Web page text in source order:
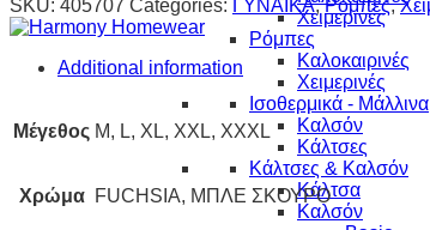
Χειμερινές
Ρόμπες
Καλοκαιρινές
Χειμερινές
Ισοθερμικά - Μάλλινα
Καλσόν
Κάλτσες
Κάλτσες & Καλσόν
Κάλτσα
Καλσόν
SKU: 405707 Categories: ΓΥΝΑΙΚΑ,Ρόμπες,
Additional information
Μέγεθος M, L, XL, XXL, XXXL
Χρώμα FUCHSIA, ΜΠΛΕ ΣΚΟΥΡΟ